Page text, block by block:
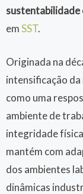
sustentabilidade
emSST.
Originada na
intensificação
como uma
ambiente de
integridade
mantém com
dos ambientes
dinâmicas